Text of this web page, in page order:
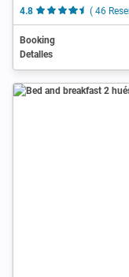
4.8
( 46
Booking
Detalles